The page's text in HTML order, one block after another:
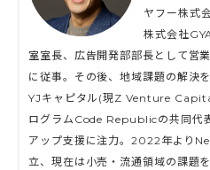
ヤフー株式
株式会社
室室長、広告開発部部長として営
に従事。その後、地域課題の解決
YJキャピタル(現Z Venture
ログラムCode Republicの共同代
アップ支援に注力。2022年より
立、現在は小売・流通領域の課題